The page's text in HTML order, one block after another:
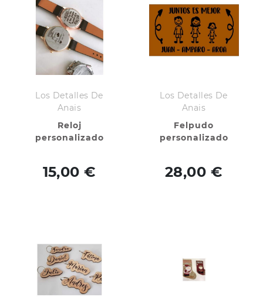
Los Detalles De
Anais
Reloj
personalizado
15,00 €
Los Detalles De
Anais
Felpudo
personalizado
28,00 €